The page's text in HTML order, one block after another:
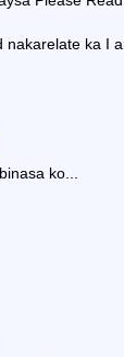
nakarelate ka I
ko...